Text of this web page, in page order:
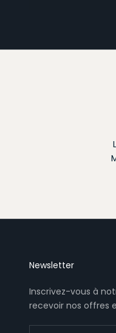
Newsletter
Inscrivez-vous à
recevoir nos offres